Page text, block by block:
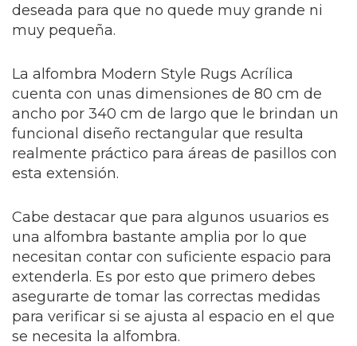
deseada para que no quede muy grande ni
muy pequeña.
La alfombra Modern Style Rugs Acrílica
cuenta con unas dimensiones de 80 cm de
ancho por 340 cm de largo que le brindan un
funcional diseño rectangular que resulta
realmente práctico para áreas de pasillos con
esta extensión.
Cabe destacar que para algunos usuarios es
una alfombra bastante amplia por lo que
necesitan contar con suficiente espacio para
extenderla. Es por esto que primero debes
asegurarte de tomar las correctas medidas
para verificar si se ajusta al espacio en el que
se necesita la alfombra.